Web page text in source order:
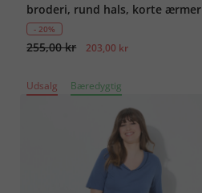
broderi, rund hals, korte ærmer
- 20%
255,00 kr 203,00 kr
Udsalg Bæredygtig